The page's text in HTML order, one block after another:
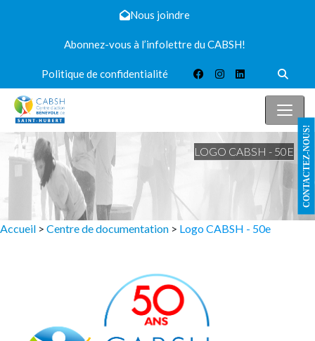
Nous joindre
Abonnez-vous à l’infolettre du CABSH!
Politique de confidentialité
CONTACTEZ-NOUS!
LOGO CABSH - 50E
Accueil > Centre de documentation > Logo CABSH - 50e